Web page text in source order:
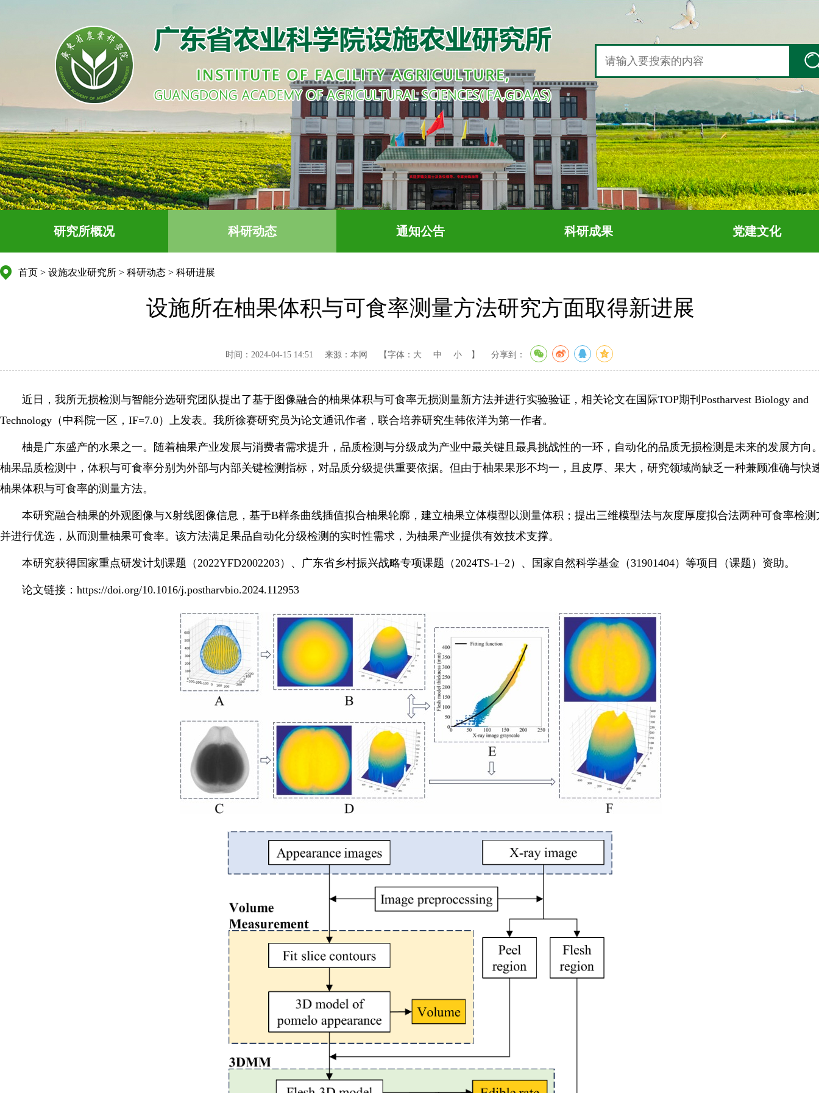
研究所概况 科研动态 通知公告 科研成果 党建文化
首页 > 设施农业研究所 > 科研动态 > 科研进展
设施所在柚果体积与可食率测量方法研究方面取得新进展
时间：2024-04-15 14:51 来源：本网 【字体： 大 中 小 】 分享到：
近日，我所无损检测与智能分选研究团队提出了基于图像融合的柚果体积与可食率无损测量新方法并进行实验验证，相关论文在国际TOP期刊Postharvest Biology and
Technology（中科院一区，IF=7.0）上发表。我所徐赛研究员为论文通讯作者，联合培养研究生韩依洋为第一作者。
柚是广东盛产的水果之一。随着柚果产业发展与消费者需求提升，品质检测与分级成为产业中最关键且最具挑战性的一环，自动化的品质无损检测是未来的发展方向
柚果品质检测中，体积与可食率分别为外部与内部关键检测指标，对品质分级提供重要依据。但由于柚果果形不均一，且皮厚、果大，研究领域尚缺乏一种兼顾准确与快
柚果体积与可食率的测量方法。
本研究融合柚果的外观图像与X射线图像信息，基于B样条曲线插值拟合柚果轮廓，建立柚果立体模型以测量体积；提出三维模型法与灰度厚度拟合法两种可食率检测
并进行优选，从而测量柚果可食率。该方法满足果品自动化分级检测的实时性需求，为柚果产业提供有效技术支撑。
本研究获得国家重点研发计划课题（2022YFD2002203）、广东省乡村振兴战略专项课题（2024TS-1–2）、国家自然科学基金（31901404）等项目（课题）资助。
论文链接：https://doi.org/10.1016/j.postharvbio.2024.112953